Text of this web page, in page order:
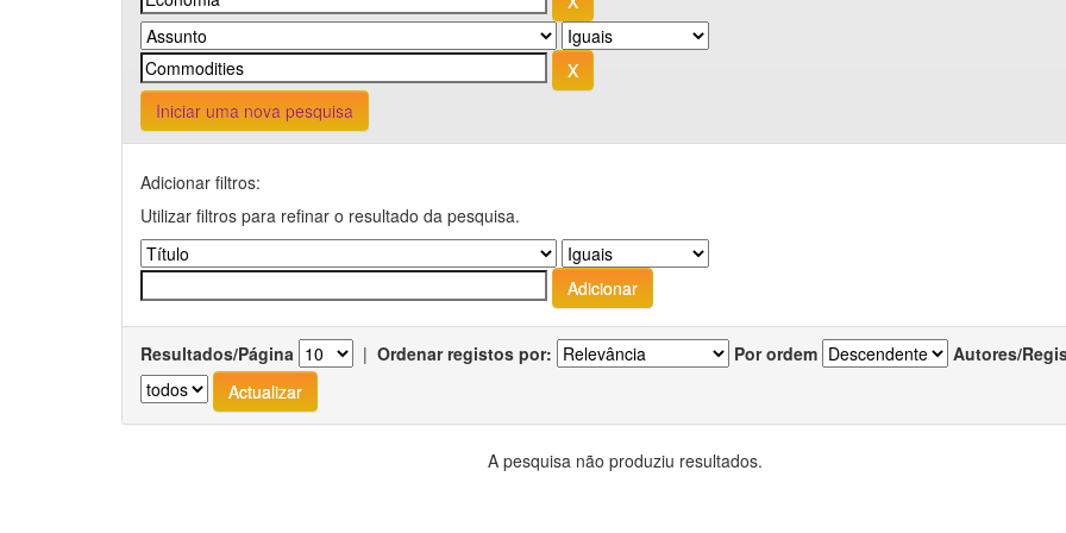
Iniciar uma nova pesquisa
Adicionar filtros:
Utilizar filtros para refinar o resultado da pesquisa.
Resultados/Página | Ordenar registos por: Por ordem Autores/
A pesquisa não produziu resultados.